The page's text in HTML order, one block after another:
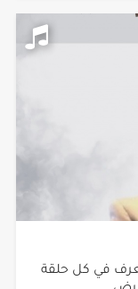
في كل حلقة